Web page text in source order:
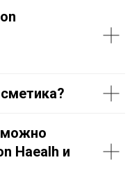
можно
Haealh и